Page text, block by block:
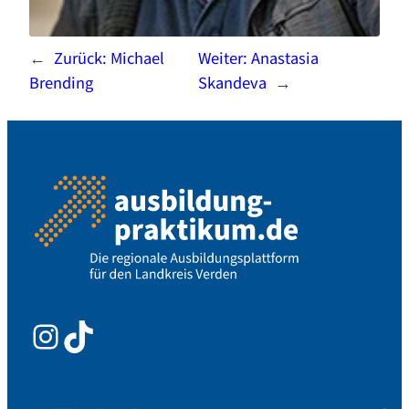
← Zurück: Michael
Brending
Weiter:Anastasia
Skandeva →
InstagramTikTok